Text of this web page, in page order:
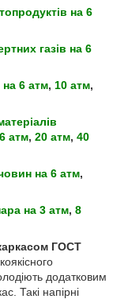
на 6
газів на 6
на 6 атм, 10 атм,
атм, 20 атм, 40
на 6 атм,
на 3 атм, 8
ГОСТ
додатковим
Такі напірні